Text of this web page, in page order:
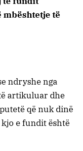
mbështetje të
ndryshe nga
artikuluar dhe
që nuk dinë
e fundit është